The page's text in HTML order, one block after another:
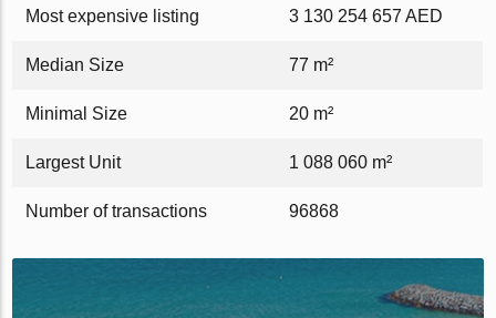
Most expensive listing 3 130 254 657 AED
Median Size 77 m²
Minimal Size 20 m²
Largest Unit 1 088 060 m²
Number of transactions 96868